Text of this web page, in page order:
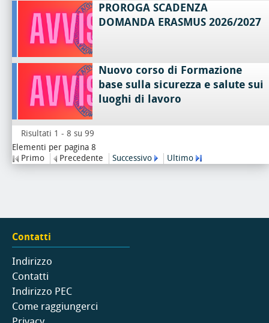
PROROGA SCADENZA
DOMANDA ERASMUS 2026/2027
Nuovo corso di Formazione
base sulla sicurezza e salute sui
luoghi di lavoro
Risultati 1 - 8 su 99
Elementi per pagina 8
Primo
Precedente Successivo Ultimo
Contatti
Indirizzo
Contatti
Indirizzo PEC
Come raggiungerci